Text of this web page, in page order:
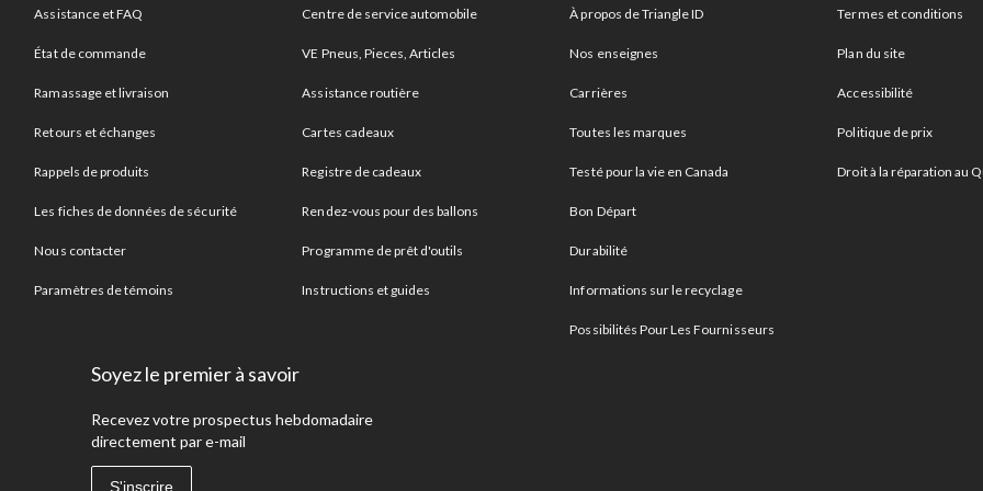
Assistance et FAQ
État de commande
Ramassage et livraison
Retours et échanges
Rappels de produits
Les fiches de données de sécurité
Nous contacter
Paramètres de témoins
Centre de service automobile
VE Pneus, Pieces, Articles
Assistance routière
Cartes cadeaux
Registre de cadeaux
Rendez-vous pour des ballons
Programme de prêt d'outils
Instructions et guides
À propos de Triangle ID
Nos enseignes
Carrières
Toutes les marques
Testé pour la vie en Canada
Bon Départ
Durabilité
Informations sur le recyclage
Possibilités Pour Les Fournisseurs
Termes et conditions
Plan du site
Accessibilité
Politique de prix
Droit à la réparation au
Soyez le premier à savoir
Recevez votre prospectus hebdomadaire
directement par e-mail
S'inscrire